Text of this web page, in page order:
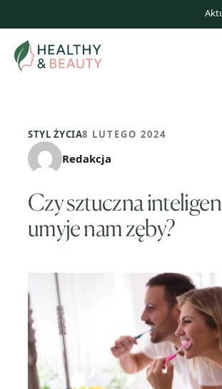
treści
STYL ŻYCIA8 LUTEGO 2024
Redakcja
Czy sztuczna
umyje nam zęby?